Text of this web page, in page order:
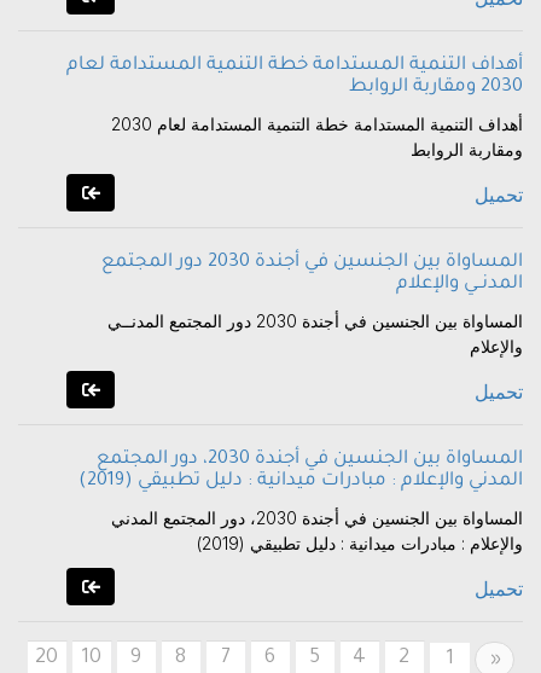
أهداف التنمية المستدامة خطة التنمية المستدامة لعام
2030 ومقاربة الروابط
أهداف التنمية المستدامة خطة التنمية المستدامة لعام 2030
ومقاربة الروابط
تحميل
المساواة بين الجنسين في أجندة 2030 دور المجتمع
المدنــي والإعلام
المساواة بين الجنسين في أجندة 2030 دور المجتمع المدنــي
والإعلام
تحميل
المساواة بين الجنسين في أجندة 2030، دور المجتمع
المدني والإعلام : مبادرات ميدانية : دليل تطبيقي (2019)
المساواة بين الجنسين في أجندة 2030، دور المجتمع المدني
والإعلام : مبادرات ميدانية : دليل تطبيقي (2019)
تحميل
«
Previous
1
2
4
5
6
7
8
9
10
20